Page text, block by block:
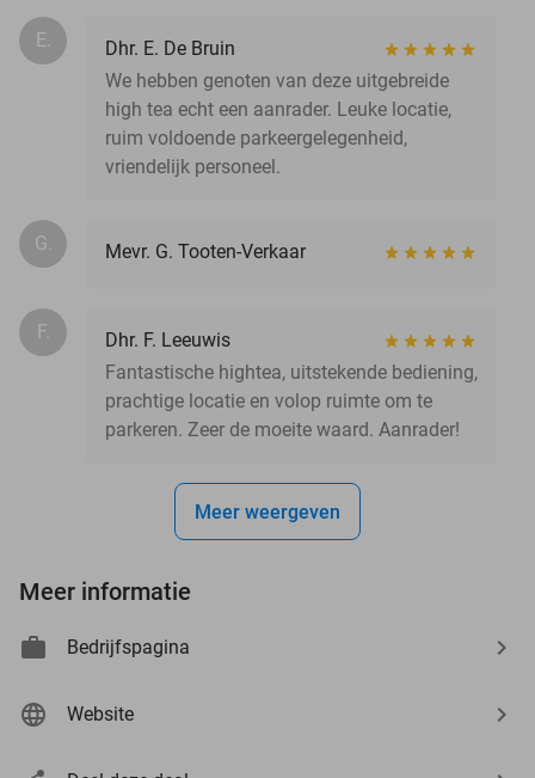
E.
Dhr. E. De Bruin
We hebben genoten van deze uitgebreide
high tea echt een aanrader. Leuke locatie,
ruim voldoende parkeergelegenheid,
vriendelijk personeel.
G. Mevr. G. Tooten-Verkaar
F.
Dhr. F. Leeuwis
Fantastische hightea, uitstekende bediening,
prachtige locatie en volop ruimte om te
parkeren. Zeer de moeite waard. Aanrader!
Meer weergeven
Meer informatie
Bedrijfspagina
Website